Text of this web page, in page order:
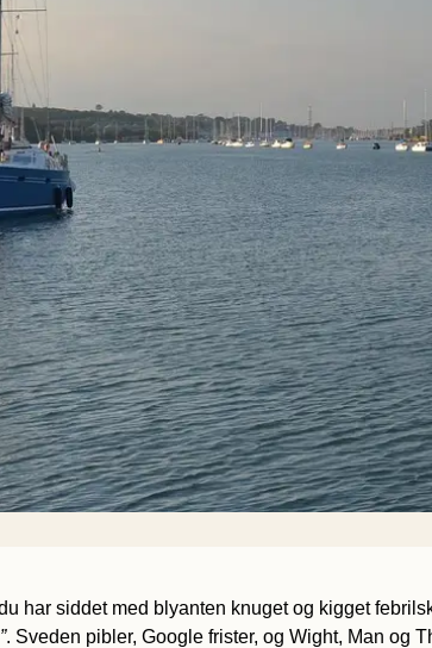
har siddet med blyanten knuget og kigget
. Sveden pibler, Google frister, og Wight, Man og